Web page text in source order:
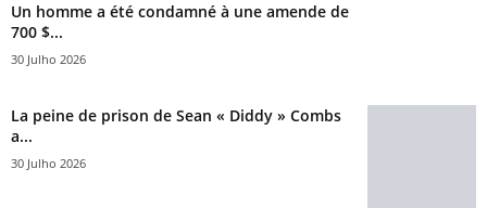
Un homme a été condamné à une amende de
700 $...
30 Julho 2026
La peine de prison de Sean « Diddy » Combs
a...
30 Julho 2026